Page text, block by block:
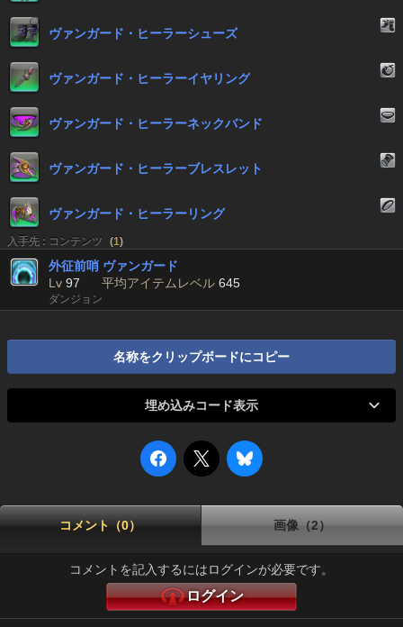
ヴァンガード・ヒーラーシューズ
ヴァンガード・ヒーラーイヤリング
ヴァンガード・ヒーラーネックバンド
ヴァンガード・ヒーラーブレスレット
ヴァンガード・ヒーラーリング
入手先 : コンテンツ (1)
外征前哨 ヴァンガード
Lv 97 平均アイテムレベル 645
ダンジョン
名称をクリップボードにコピー
埋め込みコード表示
コメント（0） 画像（2）
コメントを記入するにはログインが必要です。
ログイン